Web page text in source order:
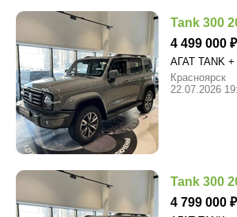
Tank 300
4 499 000
АГАТ TANK +
Красноярск
22.07.2026
Tank 300
4 799 000